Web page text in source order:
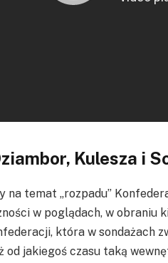
Kulesza i
na temat „rozpadu”
w poglądach, w obraniu
która w sondażach
od jakiegoś czasu taką